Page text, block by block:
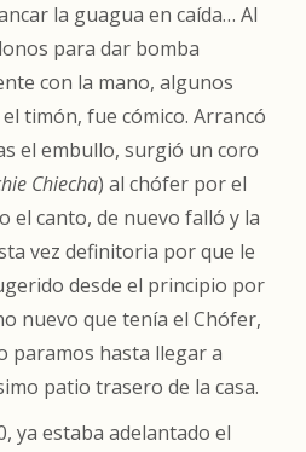
la guagua en caída… Al
para dar bomba
con la mano, algunos
timón, fue cómico. Arrancó
el embullo, surgió un coro
Chiecha) al chófer por el
el canto, de nuevo falló y la
vez definitoria por que le
desde el principio por
nuevo que tenía el Chófer,
paramos hasta llegar a
patio trasero de la casa.
ya estaba adelantado el